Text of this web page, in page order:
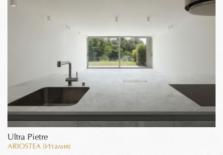
Ultra Pietre
ARIOSTEA (Италия)